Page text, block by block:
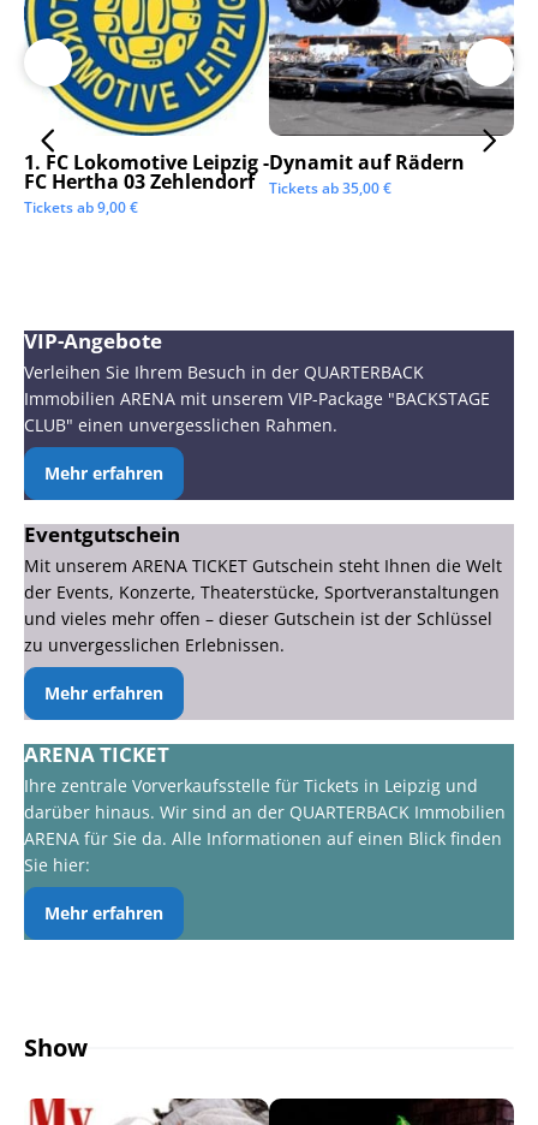
1. FC Lokomotive Leipzig -
FC Hertha 03 Zehlendorf
Tickets ab9,00€
Dynamit auf Rädern
Tickets ab35,00€
VIP-Angebote
Verleihen Sie Ihrem Besuch in der QUARTERBACK
Immobilien ARENA mit unserem VIP-Package "BACKSTAGE
CLUB" einen unvergesslichen Rahmen.
Mehr erfahren
Eventgutschein
Mit unserem ARENA TICKET Gutschein steht Ihnen die Welt
der Events, Konzerte, Theaterstücke, Sportveranstaltungen
und vieles mehr offen – dieser Gutschein ist der Schlüssel
zu unvergesslichen Erlebnissen.
Mehr erfahren
ARENA TICKET
Ihre zentrale Vorverkaufsstelle für Tickets in Leipzig und
darüber hinaus. Wir sind an der QUARTERBACK Immobilien
ARENA für Sie da. Alle Informationen auf einen Blick finden
Sie hier:
Mehr erfahren
Show